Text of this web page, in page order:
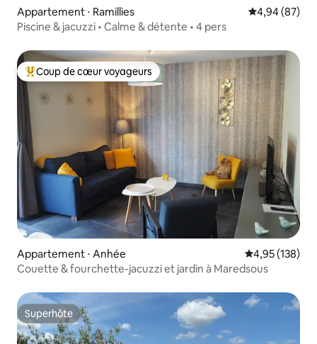
Appartement ⋅ Ramillies Évaluation
4,94 (87)
Piscine & jacuzzi • Calme & détente • 4 pers
Coups de cœur voyageurs les plus appréciés
Coup de cœur voyageurs
Appartement ⋅ Anhée Évaluation
4,95 (138)
Couette & fourchette-jacuzzi et jardin à Maredsous
Superhôte
Superhôte